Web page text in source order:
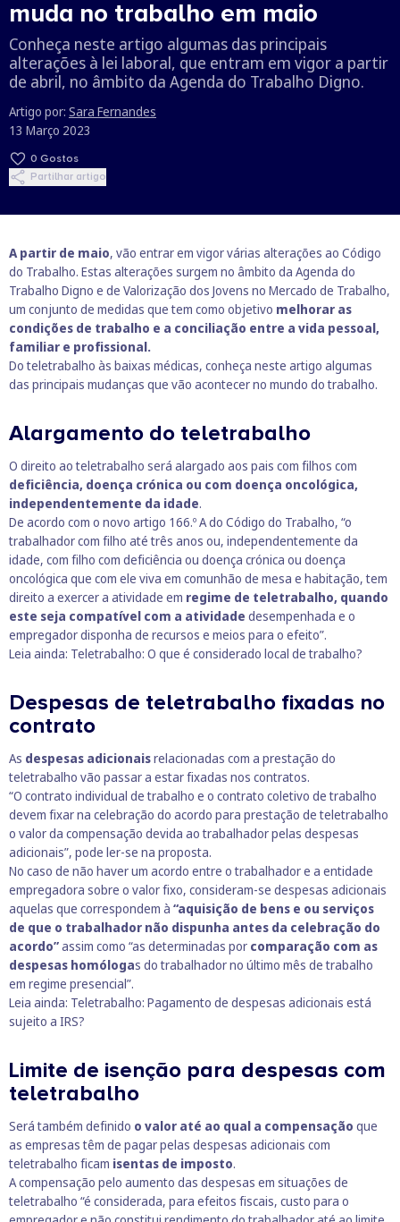
muda no trabalho em maio
Conheça neste artigo algumas das principais
alterações à lei laboral, que entram em vigor a partir
de abril, no âmbito da Agenda do Trabalho Digno.
Artigo por: Sara Fernandes
13 Março 2023
0 Gostos
Partilhar artigo
A partir de maio, vão entrar em vigor várias alterações ao Código
do Trabalho. Estas alterações surgem no âmbito da Agenda do
Trabalho Digno e de Valorização dos Jovens no Mercado de Trabalho,
um conjunto de medidas que tem como objetivo melhorar as
condições de trabalho e a conciliação entre a vida pessoal,
familiar e profissional.
Do teletrabalho às baixas médicas, conheça neste artigo algumas
das principais mudanças que vão acontecer no mundo do trabalho.
Alargamento do teletrabalho
O direito ao teletrabalho será alargado aos pais com filhos com
deficiência, doença crónica ou com doença oncológica,
independentemente da idade.
De acordo com o novo artigo 166.º A do Código do Trabalho, “o
trabalhador com filho até três anos ou, independentemente da
idade, com filho com deficiência ou doença crónica ou doença
oncológica que com ele viva em comunhão de mesa e habitação, tem
direito a exercer a atividade em regime de teletrabalho, quando
este seja compatível com a atividade desempenhada e o
empregador disponha de recursos e meios para o efeito”.
Leia ainda: Teletrabalho: O que é considerado local de trabalho?
Despesas de teletrabalho fixadas no
contrato
As despesas adicionaisrelacionadas com a prestação do
teletrabalho vão passar a estar fixadas nos contratos.
“O contrato individual de trabalho e o contrato coletivo de trabalho
devem fixar na celebração do acordo para prestação de teletrabalho
o valor da compensação devida ao trabalhador pelas despesas
adicionais”, pode ler-se na proposta.
No caso de não haver um acordo entre o trabalhador e a entidade
empregadora sobre o valor fixo, consideram-se despesas adicionais
aquelas que correspondem à “aquisição de bens e ou serviços
de que o trabalhador não dispunha antes da celebração do
acordo”assim como “as determinadas por comparação com as
despesas homólogas do trabalhador no último mês de trabalho
em regime presencial”.
Leia ainda: Teletrabalho: Pagamento de despesas adicionais está
sujeito a IRS?
Limite de isenção para despesas com
teletrabalho
Será também definido o valor até ao qual a compensação que
as empresas têm de pagar pelas despesas adicionais com
teletrabalho ficam isentas de imposto.
A compensação pelo aumento das despesas em situações de
teletrabalho “é considerada, para efeitos fiscais, custo para o